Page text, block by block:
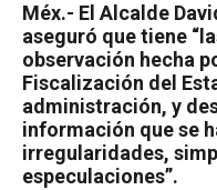
Méx.- El Alcalde
aseguró que tiene
observación hecha
Fiscalización del
administración, y
información que se
irregularidades,
especulaciones”.